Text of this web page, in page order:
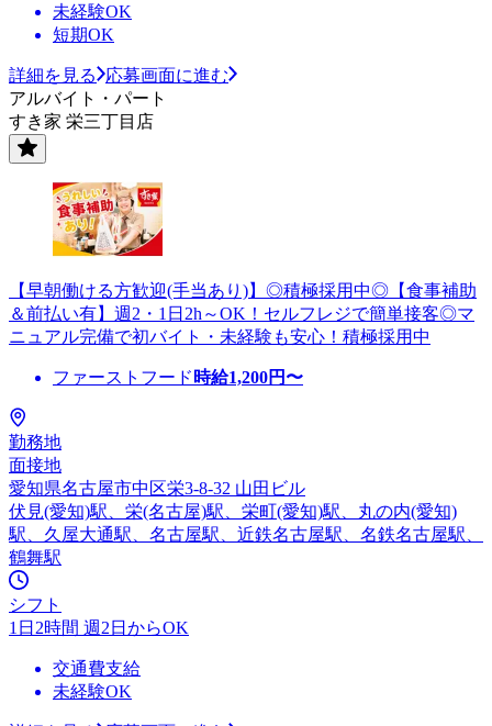
未経験OK
短期OK
詳細を見る
応募画面に進む
アルバイト・パート
すき家 栄三丁目店
【早朝働ける方歓迎(手当あり)】◎積極採用中◎【食事補助
＆前払い有】週2・1日2h～OK！セルフレジで簡単接客◎マ
ニュアル完備で初バイト・未経験も安心！積極採用中
ファーストフード 時給1,200円〜
勤務地
面接地
愛知県名古屋市中区栄3-8-32 山田ビル
伏見(愛知)駅、栄(名古屋)駅、栄町(愛知)駅、丸の内(愛知)
駅、久屋大通駅、名古屋駅、近鉄名古屋駅、名鉄名古屋駅、
鶴舞駅
シフト
1日2時間 週2日からOK
交通費支給
未経験OK